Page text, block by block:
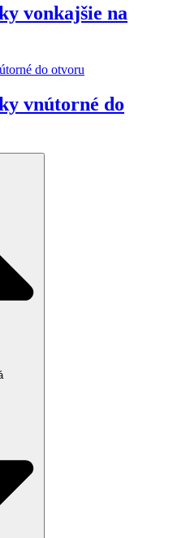
vonkajšie na
vnútorné do